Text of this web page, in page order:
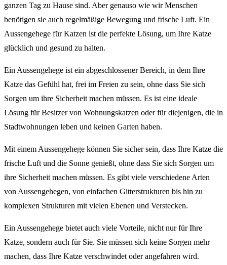
ganzen Tag zu Hause sind. Aber genauso wie wir Menschen
benötigen sie auch regelmäßige Bewegung und frische Luft. Ein
Aussengehege für Katzen ist die perfekte Lösung, um Ihre Katze
glücklich und gesund zu halten.
Ein Aussengehege ist ein abgeschlossener Bereich, in dem Ihre
Katze das Gefühl hat, frei im Freien zu sein, ohne dass Sie sich
Sorgen um ihre Sicherheit machen müssen. Es ist eine ideale
Lösung für Besitzer von Wohnungskatzen oder für diejenigen, die in
Stadtwohnungen leben und keinen Garten haben.
Mit einem Aussengehege können Sie sicher sein, dass Ihre Katze die
frische Luft und die Sonne genießt, ohne dass Sie sich Sorgen um
ihre Sicherheit machen müssen. Es gibt viele verschiedene Arten
von Aussengehegen, von einfachen Gitterstrukturen bis hin zu
komplexen Strukturen mit vielen Ebenen und Verstecken.
Ein Aussengehege bietet auch viele Vorteile, nicht nur für Ihre
Katze, sondern auch für Sie. Sie müssen sich keine Sorgen mehr
machen, dass Ihre Katze verschwindet oder angefahren wird.